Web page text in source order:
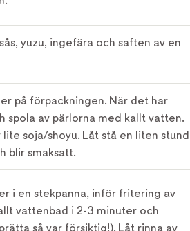
yuzu, ingefära och saften av en
på förpackningen. När det har
spola av pärlorna med kallt vatten.
soja/shoyu. Låt stå en liten stund
blir smaksatt.
i en stekpanna, inför fritering av
vattenbad i 2-3 minuter och
så var försiktig!). Låt rinna av